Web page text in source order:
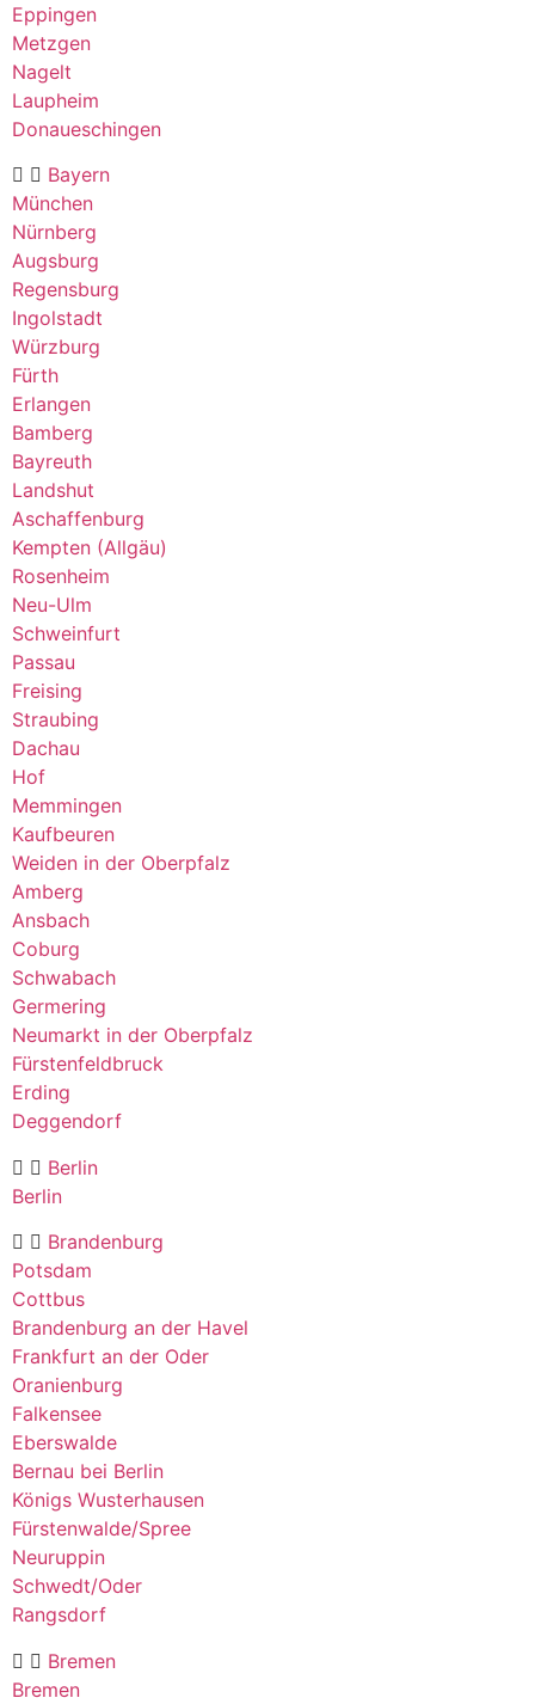
Eppingen
Metzgen
Nagelt
Laupheim
Donaueschingen
Bayern
München
Nürnberg
Augsburg
Regensburg
Ingolstadt
Würzburg
Fürth
Erlangen
Bamberg
Bayreuth
Landshut
Aschaffenburg
Kempten (Allgäu)
Rosenheim
Neu-Ulm
Schweinfurt
Passau
Freising
Straubing
Dachau
Hof
Memmingen
Kaufbeuren
Weiden in der Oberpfalz
Amberg
Ansbach
Coburg
Schwabach
Germering
Neumarkt in der Oberpfalz
Fürstenfeldbruck
Erding
Deggendorf
Berlin
Berlin
Brandenburg
Potsdam
Cottbus
Brandenburg an der Havel
Frankfurt an der Oder
Oranienburg
Falkensee
Eberswalde
Bernau bei Berlin
Königs Wusterhausen
Fürstenwalde/Spree
Neuruppin
Schwedt/Oder
Rangsdorf
Bremen
Bremen